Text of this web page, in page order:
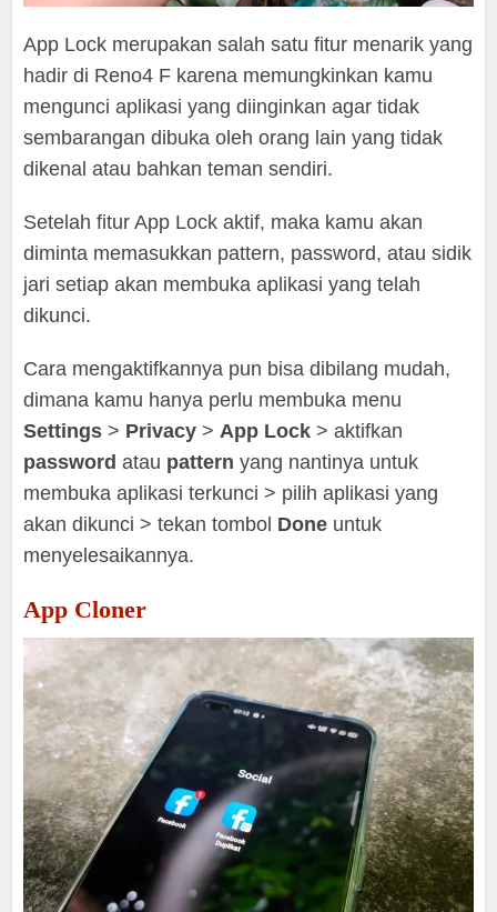
App Lock merupakan salah satu fitur menarik yang
hadir di Reno4 F karena memungkinkan kamu
mengunci aplikasi yang diinginkan agar tidak
sembarangan dibuka oleh orang lain yang tidak
dikenal atau bahkan teman sendiri.
Setelah fitur App Lock aktif, maka kamu akan
diminta memasukkan pattern, password, atau sidik
jari setiap akan membuka aplikasi yang telah
dikunci.
Cara mengaktifkannya pun bisa dibilang mudah,
dimana kamu hanya perlu membuka menu
Settings > Privacy > App Lock > aktifkan
password atau pattern yang nantinya untuk
membuka aplikasi terkunci > pilih aplikasi yang
akan dikunci > tekan tombol Done untuk
menyelesaikannya.
App Cloner